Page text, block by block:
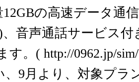
12GBの高速データ通
、音声通話サービス付
す。( http://0962.jp/sim/
9月より、対象プラ